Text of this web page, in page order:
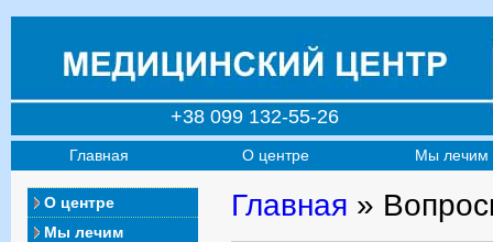
+38 099 132-55-26
Главная О центре Мы лечим
О центре
Мы лечим
Главная »